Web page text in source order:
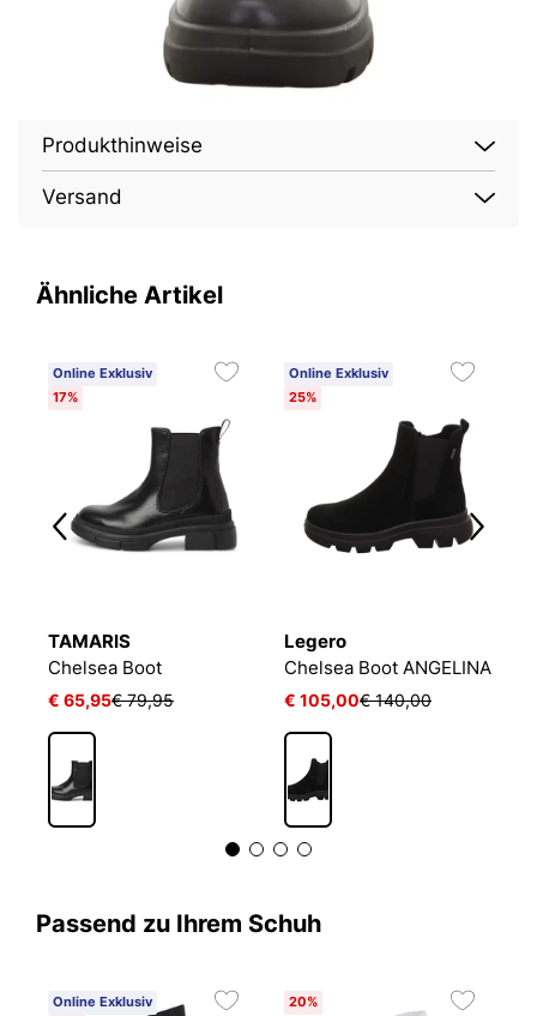
Produkthinweise
Versand
Ähnliche Artikel
Online Exklusiv
17%
TAMARIS
Chelsea Boot
€ 65,95€ 79,95
Online Exklusiv
25%
Legero
Chelsea Boot ANGELINA
€ 105,00€ 140,00
Passend zu Ihrem Schuh
Online Exklusiv
20%